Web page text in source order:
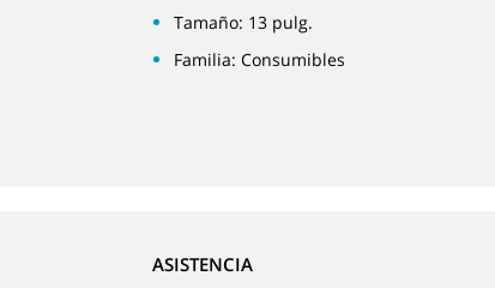
Tamaño: 13 pulg.
Familia: Consumibles
ASISTENCIA